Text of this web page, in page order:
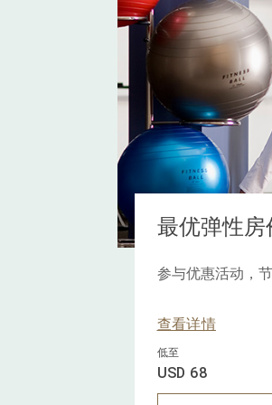
最优弹性房
参与优惠活动，
查看详情
低至
USD 68